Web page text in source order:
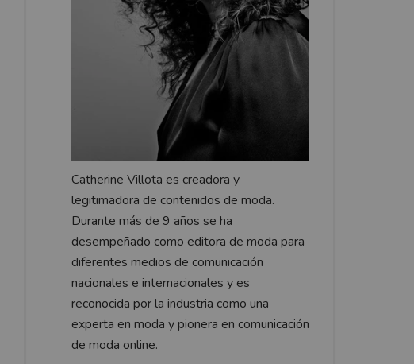
Catherine Villota es creadora y
legitimadora de contenidos de moda.
Durante más de 9 años se ha
desempeñado como editora de moda para
diferentes medios de comunicación
nacionales e internacionales y es
reconocida por la industria como una
experta en moda y pionera en comunicación
de moda online.